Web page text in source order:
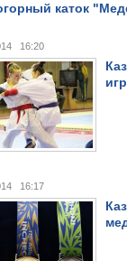
каток
16:20
16:17